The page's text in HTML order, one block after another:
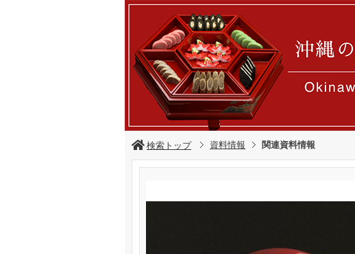
検索トップ 資料情報 関連資料情報